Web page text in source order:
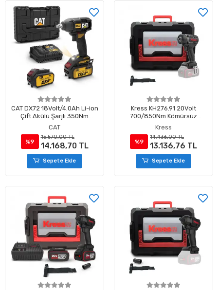
CAT DX72 18Volt/4.0Ah Li-ion
Çift Akülü Şarjlı 350Nm
Kömürsüz Profesyonel
Somun Sıkma
CAT
%9
15.570,00 TL
14.168,70 TL
Sepete Ekle
Kress KH276.91 20Volt
700/850Nm Kömürsüz
Profesyonel Şarjlı Somun
Sıkma (Akü Dahil Değildir)
Kress
%9
14.436,00 TL
13.136,76 TL
Sepete Ekle